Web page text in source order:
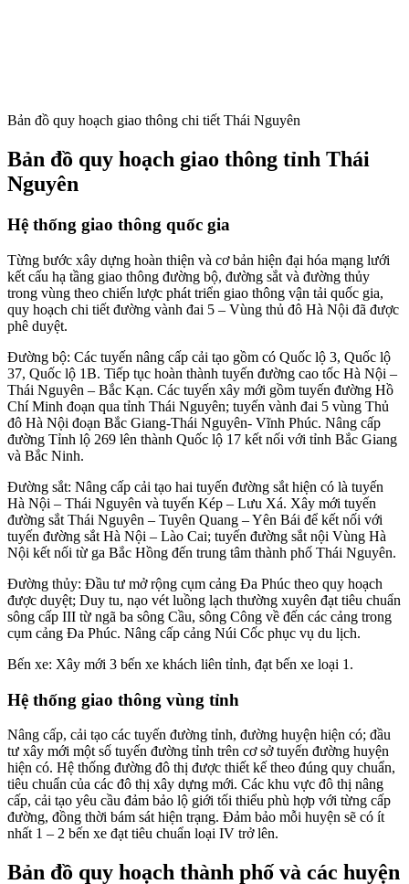
Bản đồ quy hoạch giao thông chi tiết Thái Nguyên
Bản đồ quy hoạch giao thông tỉnh Thái
Nguyên
Hệ thống giao thông quốc gia
Từng bước xây dựng hoàn thiện và cơ bản hiện đại hóa mạng lưới
kết cấu hạ tầng giao thông đường bộ, đường sắt và đường thủy
trong vùng theo chiến lược phát triển giao thông vận tải quốc gia,
quy hoạch chi tiết đường vành đai 5 – Vùng thủ đô Hà Nội đã được
phê duyệt.
Đường bộ: Các tuyến nâng cấp cải tạo gồm có Quốc lộ 3, Quốc lộ
37, Quốc lộ 1B. Tiếp tục hoàn thành tuyến đường cao tốc Hà Nội –
Thái Nguyên – Bắc Kạn. Các tuyến xây mới gồm tuyến đường Hồ
Chí Minh đoạn qua tỉnh Thái Nguyên; tuyến vành đai 5 vùng Thủ
đô Hà Nội đoạn Bắc Giang-Thái Nguyên- Vĩnh Phúc. Nâng cấp
đường Tỉnh lộ 269 lên thành Quốc lộ 17 kết nối với tỉnh Bắc Giang
và Bắc Ninh.
Đường sắt: Nâng cấp cải tạo hai tuyến đường sắt hiện có là tuyến
Hà Nội – Thái Nguyên và tuyến Kép – Lưu Xá. Xây mới tuyến
đường sắt Thái Nguyên – Tuyên Quang – Yên Bái để kết nối với
tuyến đường sắt Hà Nội – Lào Cai; tuyến đường sắt nội Vùng Hà
Nội kết nối từ ga Bắc Hồng đến trung tâm thành phố Thái Nguyên.
Đường thủy: Đầu tư mở rộng cụm cảng Đa Phúc theo quy hoạch
được duyệt; Duy tu, nạo vét luồng lạch thường xuyên đạt tiêu chuẩn
sông cấp III từ ngã ba sông Cầu, sông Công về đến các cảng trong
cụm cảng Đa Phúc. Nâng cấp cảng Núi Cốc phục vụ du lịch.
Bến xe: Xây mới 3 bến xe khách liên tỉnh, đạt bến xe loại 1.
Hệ thống giao thông vùng tỉnh
Nâng cấp, cải tạo các tuyến đường tỉnh, đường huyện hiện có; đầu
tư xây mới một số tuyến đường tỉnh trên cơ sở tuyến đường huyện
hiện có. Hệ thống đường đô thị được thiết kế theo đúng quy chuẩn,
tiêu chuẩn của các đô thị xây dựng mới. Các khu vực đô thị nâng
cấp, cải tạo yêu cầu đảm bảo lộ giới tối thiểu phù hợp với từng cấp
đường, đồng thời bám sát hiện trạng. Đảm bảo mỗi huyện sẽ có ít
nhất 1 – 2 bến xe đạt tiêu chuẩn loại IV trở lên.
Bản đồ quy hoạch thành phố và các huyện